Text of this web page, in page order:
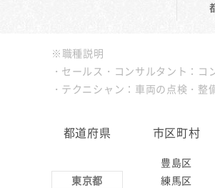
※職種説明
セールス・コンサルタント：コ
テクニシャン：車両の点検・整
都道府県 市区町村
東京都
豊島区
練馬区